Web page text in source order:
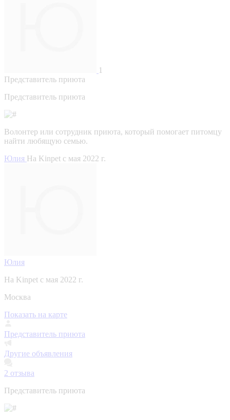
1
Представитель приюта
Представитель приюта
Волонтер или сотрудник приюта, который помогает питомцу
найти любящую семью.
Юлия На Kinpet c мая 2022 г.
Юлия
На Kinpet c мая 2022 г.
Москва
Показать на карте
Представитель приюта
Другие объявления
2 отзыва
Представитель приюта